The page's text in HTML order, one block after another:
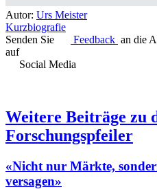
Autor: Urs Meister
Kurzbiografie
Senden Sie
Feedback an die
auf
Social Media
Weitere Beiträge zu
Forschungspfeiler
«Nicht nur Märkte,
versagen»